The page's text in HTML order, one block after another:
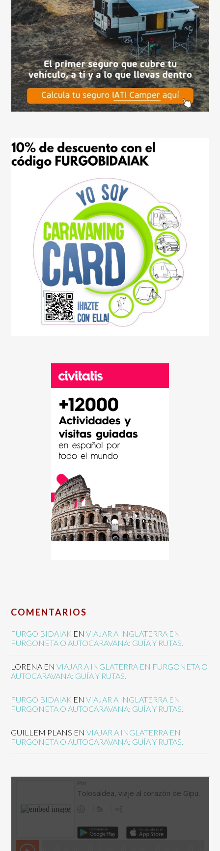
COMENTARIOS
FURGO BIDAIAK ENVIAJAR A INGLATERRA EN
FURGONETA O AUTOCARAVANA: GUÍA Y RUTAS.
LORENA ENVIAJAR A INGLATERRA EN FURGONETA O
AUTOCARAVANA: GUÍA Y RUTAS.
FURGO BIDAIAK ENVIAJAR A INGLATERRA EN
FURGONETA O AUTOCARAVANA: GUÍA Y RUTAS.
GUILLEM PLANS ENVIAJAR A INGLATERRA EN
FURGONETA O AUTOCARAVANA: GUÍA Y RUTAS.